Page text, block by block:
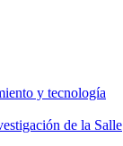
y tecnología
de la Salle